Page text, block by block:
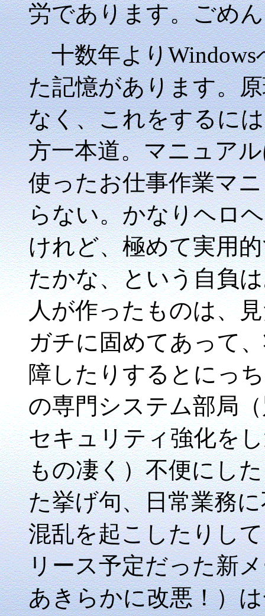
労であります。ごめ
十数年よりWindows
た記憶があります。
なく、これをするに
方一本道。マニュア
使ったお仕事作業マ
らない。かなりヘロ
けれど、極めて実用
たかな、という自負
人が作ったものは、
ガチに固めてあって
障したりするとにっ
の専門システム部局
セキュリティ強化を
もの凄く）不便にし
た挙げ句、日常業務
混乱を起こしたりし
リース予定だった新
あきらかに改悪！）